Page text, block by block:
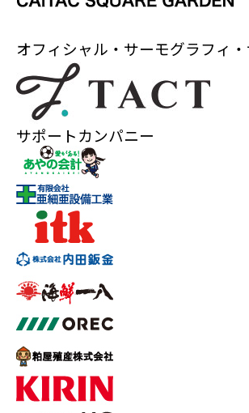
オフィシャル・サーモグラフィ
サポートカンパニー